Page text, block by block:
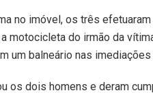
no imóvel, os três
motocicleta do irmão da
um balneário nas
os dois homens e deram